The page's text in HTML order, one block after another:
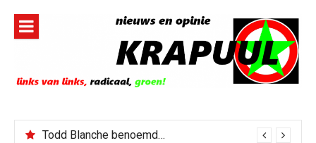
inhoud
Jerney Kaagman overleden